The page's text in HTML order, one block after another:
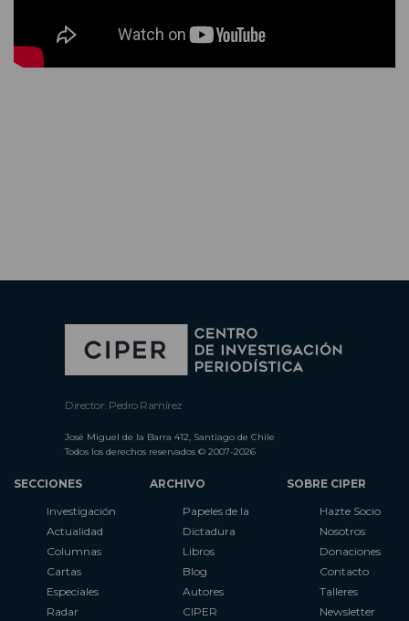
Director: Pedro Ramírez
José Miguel de la Barra 412, Santiago de Chile
Todos los derechos reservados © 2007-2026
SECCIONES
Investigación
Actualidad
Columnas
Cartas
Especiales
Radar
ARCHIVO
Papeles de la
Dictadura
Libros
Blog
Autores
CIPER
SOBRE CIPER
Hazte Socio
Nosotros
Donaciones
Contacto
Talleres
Newsletter